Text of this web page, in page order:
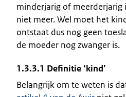
minderjarig of meerderjarig
niet meer. Wel moet het
ontstaat dus nog geen
de moeder nog zwanger is.
1.3.3.1 Definitie ‘kind’
Belangrijk om te weten is